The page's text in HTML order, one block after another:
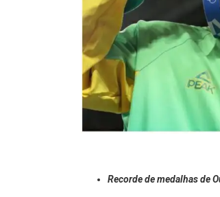
Recorde de medalhas de